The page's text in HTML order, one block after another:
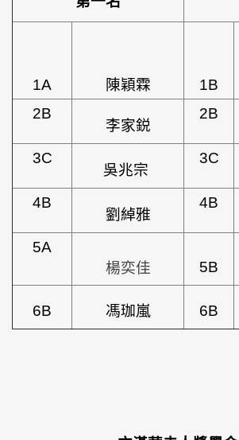
1A 陳穎霖 1B
2B
李家鋭
2B
3C
吳兆宗
3C
4B
劉綽雅
4B
5A
楊奕佳 5B
6B 馮珈嵐 6B